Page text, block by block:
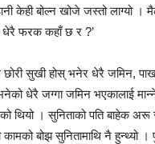
केही बोल्न खोजे जस्तो लाग्यो ।
धेरै फरक कहाँ छ र ?’
छोरी सुखी होस् भनेर धेरै जमिन,
धेरै जग्गा जमिन भएकालाई
थियो । सुनिताको पति
बोझ सुनितामाथि नै हुन्थ्यो ।